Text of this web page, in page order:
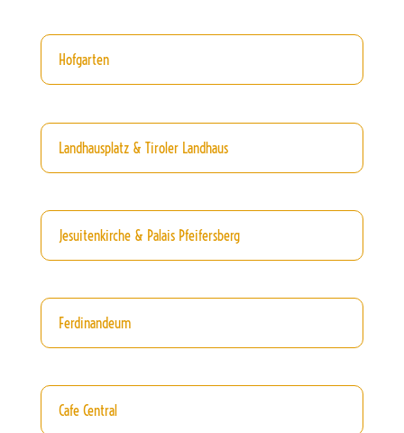
Hofgarten
Landhausplatz & Tiroler Landhaus
Jesuitenkirche & Palais Pfeifersberg
Ferdinandeum
Cafe Central